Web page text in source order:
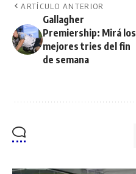
ARTÍCULO ANTERIOR
Gallagher
Premiership: Mirá los
mejores tries del fin
de semana